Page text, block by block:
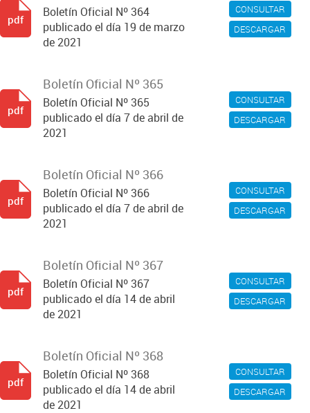
CONSULTAR
DESCARGAR
Boletín Oficial Nº 364
publicado el día 19 de marzo
de 2021
pdf
CONSULTAR
DESCARGAR
Boletín Oficial Nº 365
Boletín Oficial Nº 365
publicado el día 7 de abril de
2021
pdf
CONSULTAR
DESCARGAR
Boletín Oficial Nº 366
Boletín Oficial Nº 366
publicado el día 7 de abril de
2021
pdf
CONSULTAR
DESCARGAR
Boletín Oficial Nº 367
Boletín Oficial Nº 367
publicado el día 14 de abril
de 2021
pdf
CONSULTAR
DESCARGAR
Boletín Oficial Nº 368
Boletín Oficial Nº 368
publicado el día 14 de abril
de 2021
pdf